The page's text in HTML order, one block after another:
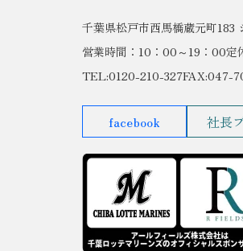
千葉県松戸市西馬橋蔵元町
営業時間：10：00～19：00定
TEL:0120-210-327FAX:047-
facebook 社長